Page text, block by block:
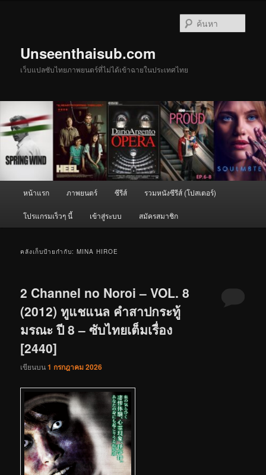
Unseenthaisub.com
เว็บแปลซับไทยภาพยนตร์ที่ไม่ได้เข้าฉายในประเทศไทย
หน้าแรก ภาพยนตร์ ซีรีส์ รวมหนังซีรีส์ (โปสเตอร์)
โปรแกรมเร็วๆ นี้ เข้าสู่ระบบ สมัครสมาชิก
คลังเก็บป้ายกำกับ:MINA HIROE
2 Channel no Noroi – VOL. 8
(2012) ทูแชแนล คำสาปกระทู้
มรณะ ปี 8 – ซับไทยเต็มเรื่อง
[2440]
เขียนบน1 กรกฎาคม 2026